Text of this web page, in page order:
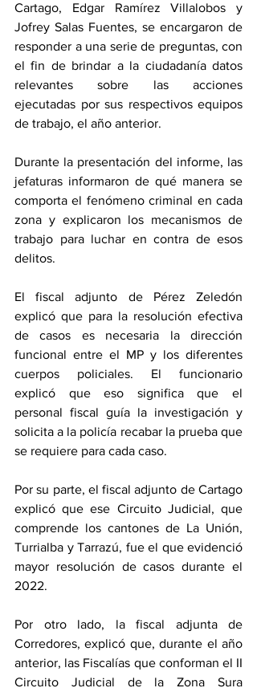
Cartago, Edgar Ramírez Villalobos y
Jofrey Salas Fuentes, se encargaron de
responder a una serie de preguntas, con
el fin de brindar a la ciudadanía datos
relevantes sobre las acciones
ejecutadas por sus respectivos equipos
de trabajo, el año anterior.
Durante la presentación del informe, las
jefaturas informaron de qué manera se
comporta el fenómeno criminal en cada
zona y explicaron los mecanismos de
trabajo para luchar en contra de esos
delitos.
El fiscal adjunto de Pérez Zeledón
explicó que para la resolución efectiva
de casos es necesaria la dirección
funcional entre el MP y los diferentes
cuerpos policiales. El funcionario
explicó que eso significa que el
personal fiscal guía la investigación y
solicita a la policía recabar la prueba que
se requiere para cada caso.
Por su parte, el fiscal adjunto de Cartago
explicó que ese Circuito Judicial, que
comprende los cantones de La Unión,
Turrialba y Tarrazú, fue el que evidenció
mayor resolución de casos durante el
2022.
Por otro lado, la fiscal adjunta de
Corredores, explicó que, durante el año
anterior, las Fiscalías que conforman el II
Circuito Judicial de la Zona Sura